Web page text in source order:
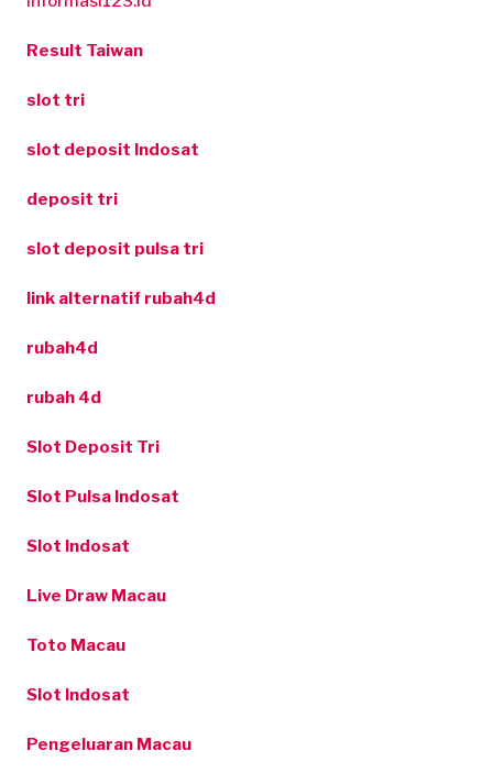
Result Taiwan
slot tri
slot deposit Indosat
deposit tri
slot deposit pulsa tri
link alternatif rubah4d
rubah4d
rubah 4d
Slot Deposit Tri
Slot Pulsa Indosat
Slot Indosat
Live Draw Macau
Toto Macau
Slot Indosat
Pengeluaran Macau